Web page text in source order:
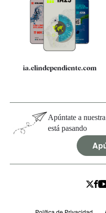
Quiénes somos
Especificaciones
ia.elindependiente.com
Apúntate a
está pasando